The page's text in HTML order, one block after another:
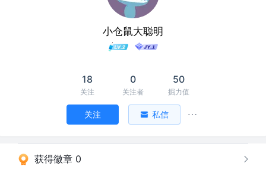
小仓鼠大聪明
18
关注
0
关注者
50
掘力值
关注 私信
获得徽章 0